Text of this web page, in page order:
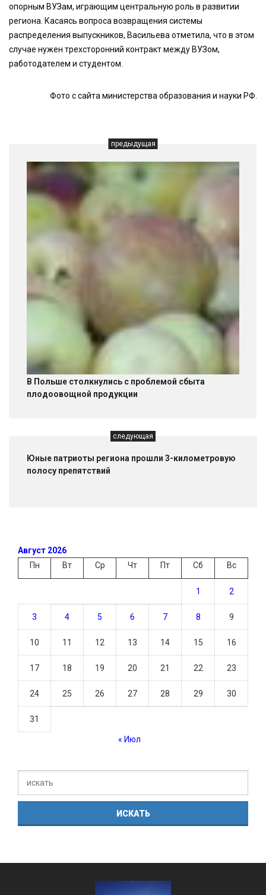
опорным ВУЗам, играющим центральную роль в развитии
региона. Касаясь вопроса возвращения системы
распределения выпускников, Васильева отметила, что в этом
случае нужен трехсторонний контракт между ВУЗом,
работодателем и студентом.
Фото с сайта министерства образования и науки РФ.
предыдущая
В Польше столкнулись с проблемой сбыта
плодоовощной продукции
следующая
Юные патриоты региона прошли 3-километровую
полосу препятствий
Август 2026
Пн
Вт Ср Чт Пт Сб Вс
1 2
3 4 5 6 7 8 9
10 11 12 13 14 15 16
17 18 19 20 21 22 23
24 25 26 27 28 29 30
31
« Июл